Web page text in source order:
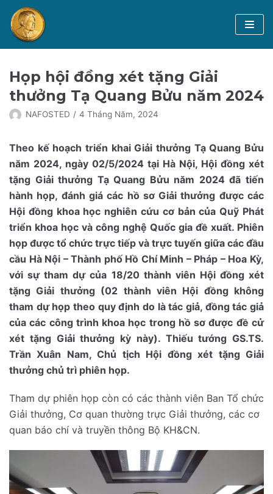
Chuyển
tới
nội
GS Tạ Quang Bửu
Hội đồng xét tặng Giải thưởng
Giải thưởng Tạ Quang Bửu
Thông tin Giải thưởng Tạ Quang Bửu
Nhà khoa học đoạt Giải thưởng
Danh sách đề cử
Tin tức
Tiếng Việt
English
Họp hội đồng xét tặng Giải
thưởng Tạ Quang Bửu năm 2024
NAFOSTED 4 Tháng Năm, 2024
Theo kế hoạch triển khai Giải thưởng Tạ Quang Bửu
năm 2024, ngày 02/5/2024 tại Hà Nội, Hội đồng xét
tặng Giải thưởng Tạ Quang Bửu năm 2024 đã tiến
hành họp, đánh giá các hồ sơ Giải thưởng được các
Hội đồng khoa học nghiên cứu cơ bản của Quỹ Phát
triển khoa học và công nghệ Quốc gia đề xuất. Phiên
họp được tổ chức trực tiếp và trực tuyến giữa các đầu
cầu Hà Nội – Thành phố Hồ Chí Minh – Pháp – Hoa Kỳ,
với sự tham dự của 18/20 thành viên Hội đồng xét
tặng Giải thưởng (02 thành viên Hội đồng không
tham dự họp theo quy định do là tác giả, đồng tác giả
của các công trình khoa học trong hồ sơ được đề cử
xét tặng Giải thưởng kỳ này). Thiếu tướng GS.TS.
Trần Xuân Nam, Chủ tịch Hội đồng xét tặng Giải
thưởng chủ trì phiên họp.
Tham dự phiên họp còn có các thành viên Ban Tổ chức
Giải thưởng, Cơ quan thường trực Giải thưởng, các cơ
quan báo chí và truyền thông Bộ KH&CN.